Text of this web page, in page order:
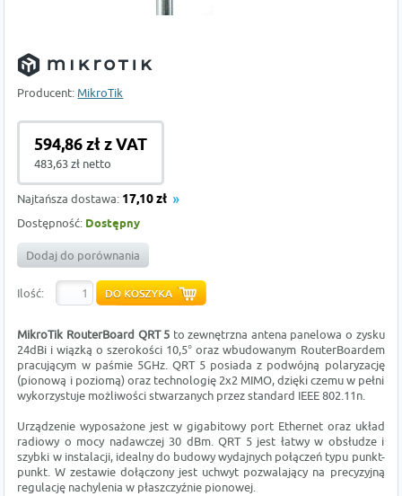
Producent: MikroTik
594,86 zł z VAT
483,63 zł netto
Najtańsza dostawa: 17,10 zł
Dostępność: Dostępny
Dodaj do porównania
Ilość:
MikroTik RouterBoard QRT 5 to zewnętrzna antena panelowa o zysku
24dBi i wiązką o szerokości 10,5° oraz wbudowanym RouterBoardem
pracującym w paśmie 5GHz. QRT 5 posiada z podwójną polaryzację
(pionową i poziomą) oraz technologię 2x2 MIMO, dzięki czemu w pełni
wykorzystuje możliwości stwarzanych przez standard IEEE 802.11n.
Urządzenie wyposażone jest w gigabitowy port Ethernet oraz układ
radiowy o mocy nadawczej 30 dBm. QRT 5 jest łatwy w obsłudze i
szybki w instalacji, idealny do budowy wydajnych połączeń typu punkt-
punkt. W zestawie dołączony jest uchwyt pozwalający na precyzyjną
regulację nachylenia w płaszczyźnie pionowej.